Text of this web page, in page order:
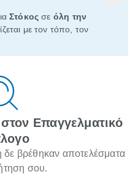
Στόκος σε όλη την
με τον τόπο, τον
Επαγγελματικό
δε βρέθηκαν αποτελέσματα
σου.